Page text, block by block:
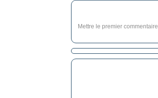
Mettre le premier commentaire